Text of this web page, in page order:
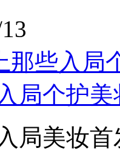
局个护
局美妆